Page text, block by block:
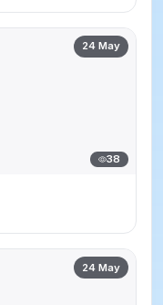
24 May
38
24 May